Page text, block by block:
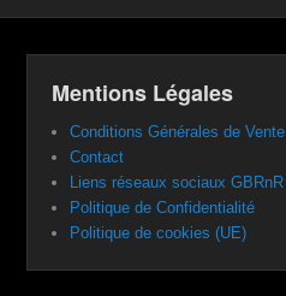
Mentions Légales
Conditions Générales de Vente
Contact
Liens réseaux sociaux GBRnR
Politique de Confidentialité
Politique de cookies (UE)